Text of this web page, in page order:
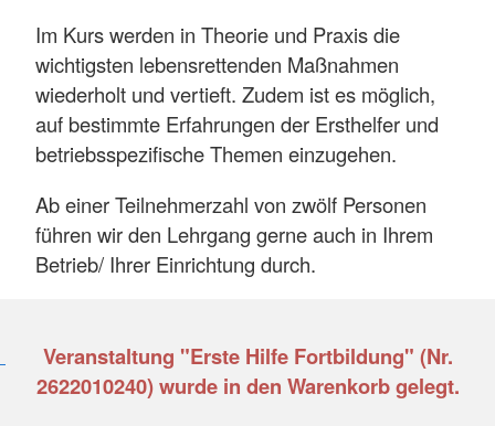
Im Kurs werden in Theorie und Praxis die
wichtigsten lebensrettenden Maßnahmen
wiederholt und vertieft. Zudem ist es möglich,
auf bestimmte Erfahrungen der Ersthelfer und
betriebsspezifische Themen einzugehen.
Ab einer Teilnehmerzahl von zwölf Personen
führen wir den Lehrgang gerne auch in Ihrem
Betrieb/ Ihrer Einrichtung durch.
Veranstaltung "Erste Hilfe Fortbildung" (Nr.
2622010240) wurde in den Warenkorb gelegt.